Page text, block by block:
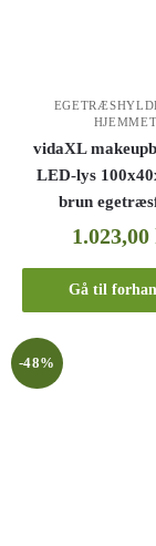
HJEMMET
vidaXL
LED-lys
brun
1.023,00
Gå til
-48%